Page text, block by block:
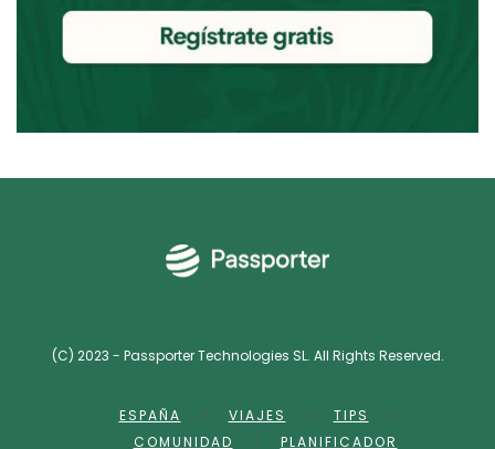
(C) 2023 - Passporter Technologies SL. All Rights Reserved.
ESPAÑA VIAJES
TIPS
COMUNIDAD
PLANIFICADOR